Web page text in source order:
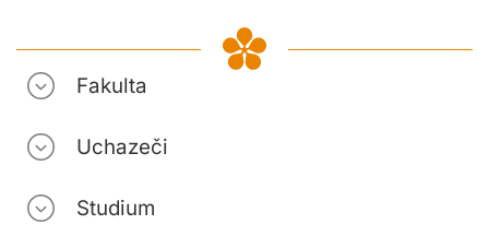
Fakulta
Uchazeči
Studium